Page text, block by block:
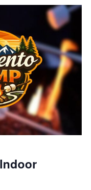
ã
o
d
e
v
i
s
u
a
a
l
E